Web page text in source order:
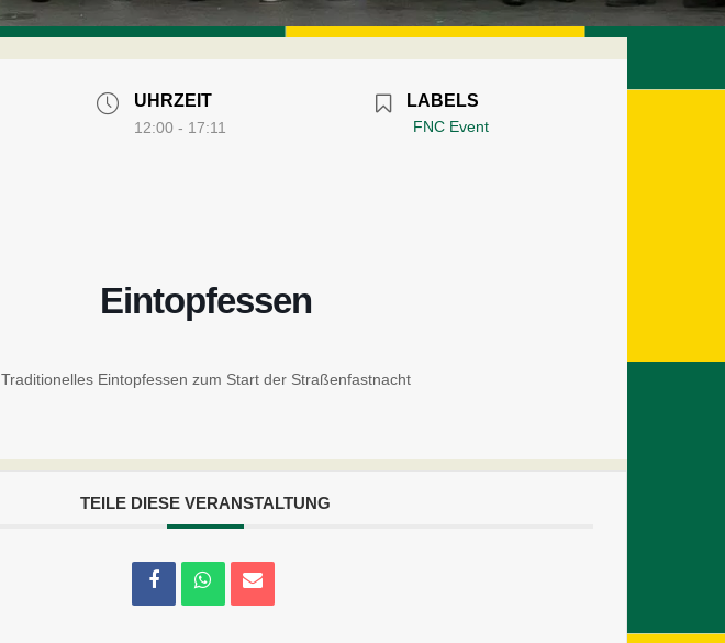
UHRZEIT
12:00 - 17:11
LABELS
FNC Event
Eintopfessen
Traditionelles Eintopfessen zum Start der Straßenfastnacht
TEILE DIESE VERANSTALTUNG